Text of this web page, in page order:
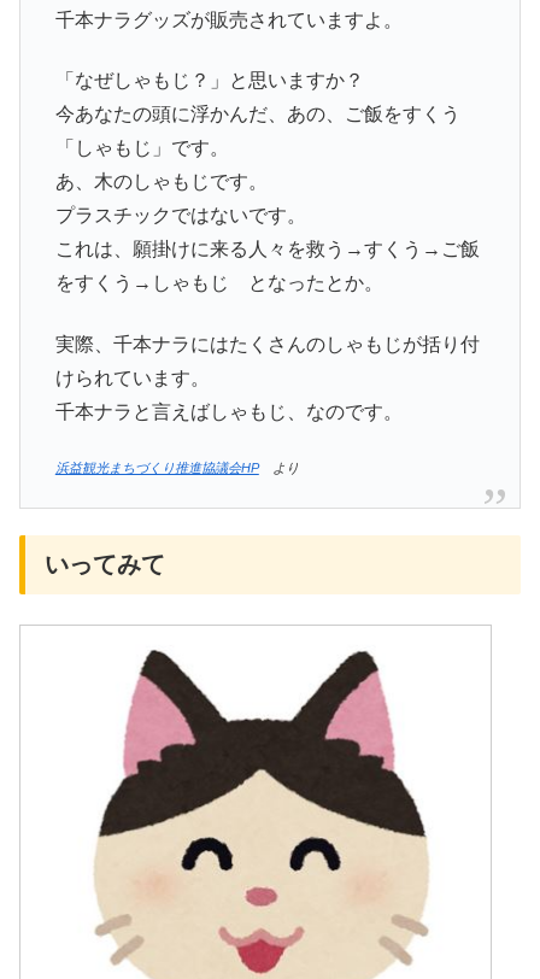
千本ナラグッズが販売されていますよ。
「なぜしゃもじ？」と思いますか？
今あなたの頭に浮かんだ、あの、ご飯をすくう
「しゃもじ」です。
あ、木のしゃもじです。
プラスチックではないです。
これは、願掛けに来る人々を救う→すくう→ご飯
をすくう→しゃもじ となったとか。
実際、千本ナラにはたくさんのしゃもじが括り付
けられています。
千本ナラと言えばしゃもじ、なのです。
浜益観光まちづくり推進協議会HPより
いってみて